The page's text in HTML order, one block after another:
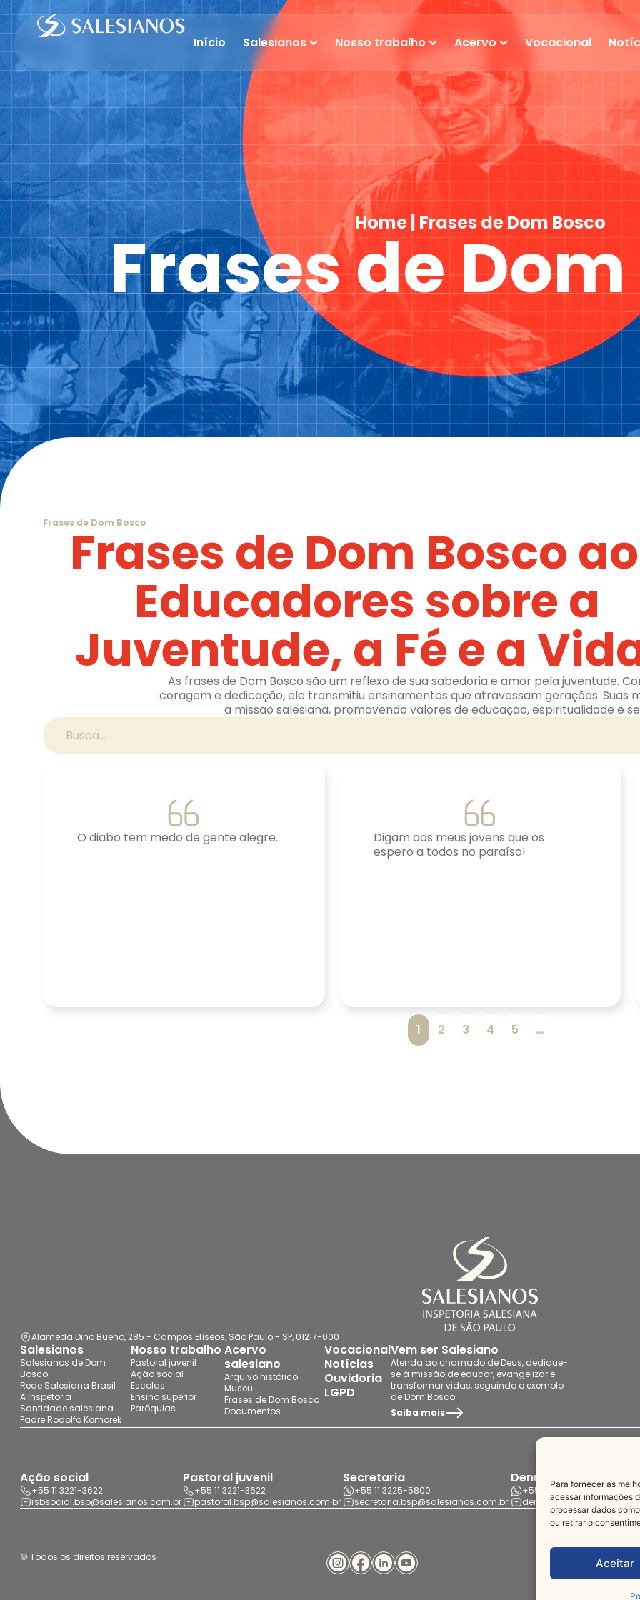
Para fornecer as
acessar informações
processar dados
ou retirar o
Aceitar
Início Salesianos Nosso trabalho Acervo Vocacional
Home|Frases de Dom Bosco
Frases de
Frases de Dom Bosco
Frases de Dom Bosco
Educadores sobre a
Juventude, a Fé e a
As frases de Dom Bosco são um reflexo de sua sabedoria e amor pela juventude.
coragem e dedicação, ele transmitiu ensinamentos que atravessam gerações. Suas
a missão salesiana, promovendo valores de educação, espiritualidade e
O diabo tem medo de gente alegre.
Digam aos meus jovens que os
espero a todos no paraíso!
1 2 3 4 5 …
Alameda Dino Bueno, 285 - Campos Elíseos, São Paulo - SP, 01217-000
Salesianos
Salesianos de Dom
Bosco
Rede Salesiana Brasil
A Inspetoria
Santidade salesiana
Padre Rodolfo Komorek
Nosso trabalho
Pastoral juvenil
Ação social
Escolas
Ensino superior
Paróquias
Acervo
salesiano
Arquivo histórico
Museu
Frases de Dom Bosco
Documentos
Vocacional
Notícias
Ouvidoria
LGPD
Vem ser Salesiano
Atenda ao chamado de Deus, dedique-
se à missão de educar, evangelizar e
transformar vidas, seguindo o exemplo
de Dom Bosco.
Saiba mais
Ação social
+55 11 3221-3622
rsbsocial.bsp@salesianos.com.br
Pastoral juvenil
+55 11 3221-3622
pastoral.bsp@salesianos.com.br
Secretaria
+55 11 3225-5800
secretaria.bsp@salesianos.com.br
Denúncia
+55 11 94456-8564
© Todos os direitos reservados